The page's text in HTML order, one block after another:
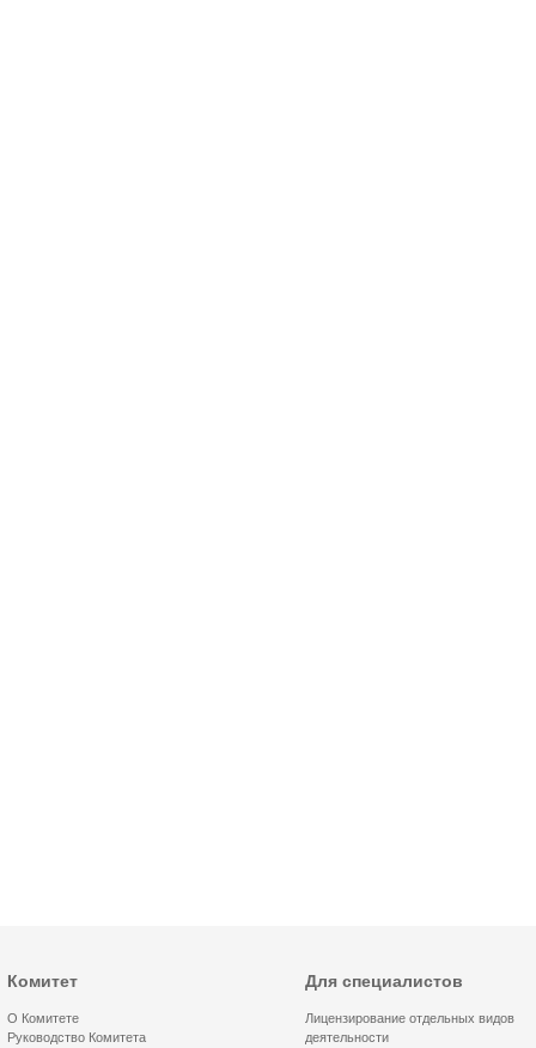
Комитет
О Комитете
Руководство Комитета
Для специалистов
Лицензирование отдельных видов
деятельности